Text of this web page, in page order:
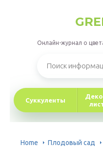
Онлайн-журнал о
Суккуленты
Home
Плодовый сад